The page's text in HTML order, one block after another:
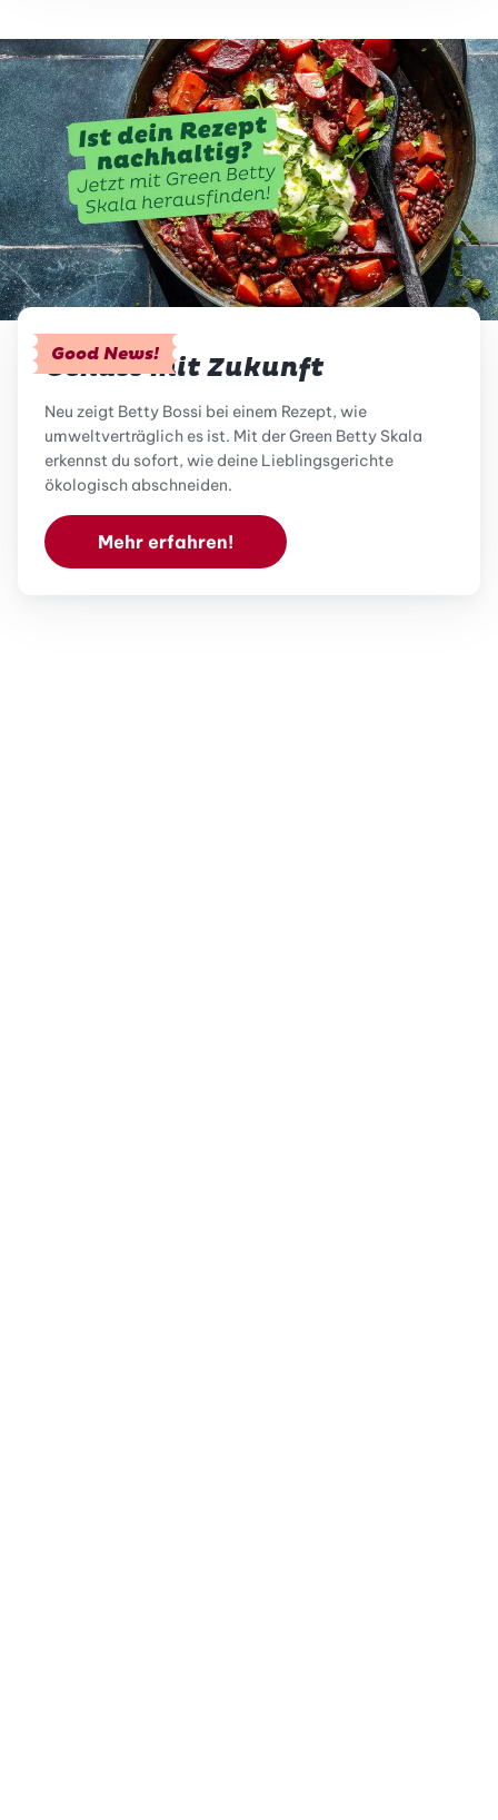
Good News!
Genuss mit Zukunft
Neu zeigt Betty Bossi bei einem Rezept, wie
umweltverträglich es ist. Mit der Green Betty Skala
erkennst du sofort, wie deine Lieblingsgerichte
ökologisch abschneiden.
Mehr erfahren!